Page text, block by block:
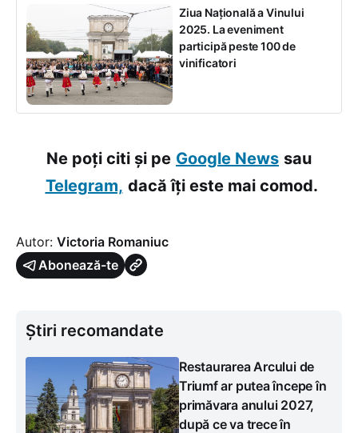
Ziua Națională a Vinului
2025. La eveniment
participă peste 100 de
vinificatori
Ne poți citi și pe Google News sau
Telegram, dacă îți este mai comod.
Autor: Victoria Romaniuc
Abonează-te
Știri recomandate
Restaurarea Arcului de
Triumf ar putea începe în
primăvara anului 2027,
după ce va trece în